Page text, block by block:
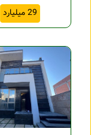
29 میلیارد